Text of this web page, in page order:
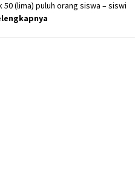
50 (lima) puluh orang siswa – siswi